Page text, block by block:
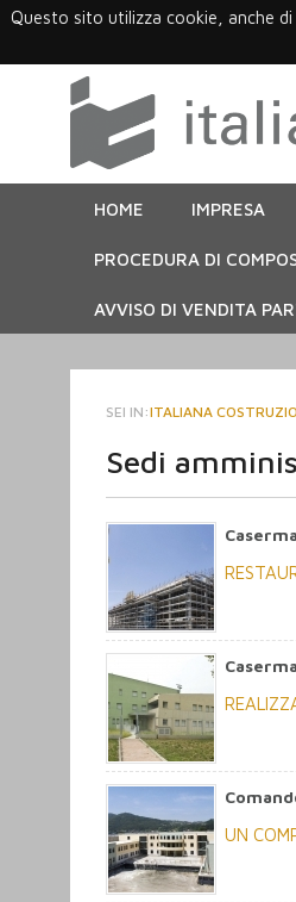
Questo sito utilizza cookie, anche
HOME IMPRESA
PROCEDURA DI
AVVISO DI VENDITA
SEI IN:ITALIANA
Sedi
UN